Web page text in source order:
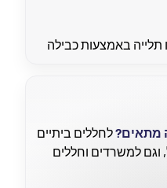
באמצעות כבילה
מתאים?לחללים ביתיים
וגם למשרדים וחללים